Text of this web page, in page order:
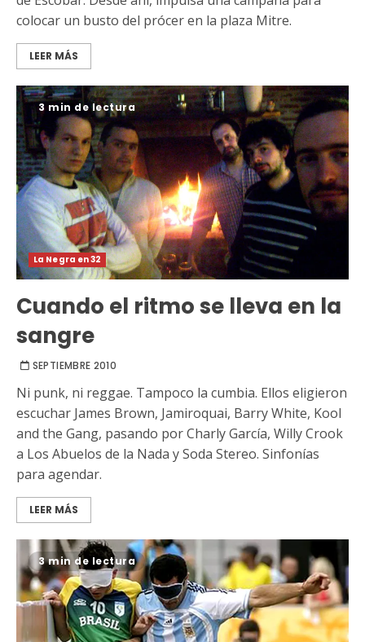
colocar un busto del prócer en la plaza Mitre.
LEER MÁS
3 min de lectura
La Negra en 32
Cuando el ritmo se lleva en la
sangre
SEPTIEMBRE 2010
Ni punk, ni reggae. Tampoco la cumbia. Ellos eligieron
escuchar James Brown, Jamiroquai, Barry White, Kool
and the Gang, pasando por Charly García, Willy Crook
a Los Abuelos de la Nada y Soda Stereo. Sinfonías
para agendar.
LEER MÁS
3 min de lectura